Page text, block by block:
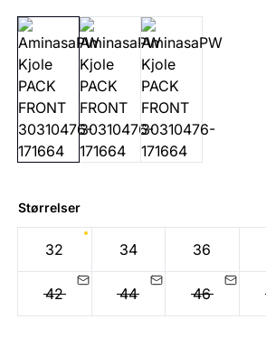
Størrelser
32 34 36
42 44 46